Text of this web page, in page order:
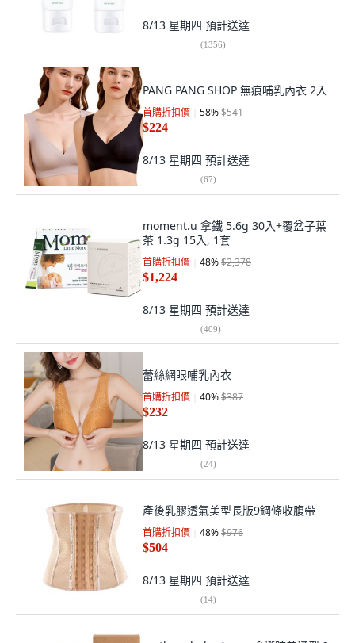
8/13 星期四 預計送達
(1356)
PANG PANG SHOP 無痕哺乳內衣 2入
首購折扣價 58%$541
$224
8/13 星期四 預計送達
(67)
moment.u 拿鐵 5.6g 30入+覆盆子葉
茶 1.3g 15入, 1套
首購折扣價 48%$2,378
$1,224
8/13 星期四 預計送達
(409)
蕾絲網眼哺乳內衣
首購折扣價 40%$387
$232
8/13 星期四 預計送達
(24)
產後乳膠透氣美型長版9鋼條收腹帶
首購折扣價 48%$976
$504
8/13 星期四 預計送達
(14)